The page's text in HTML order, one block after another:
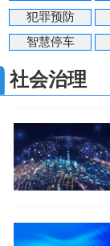
犯罪预防
智慧停车
社会治理